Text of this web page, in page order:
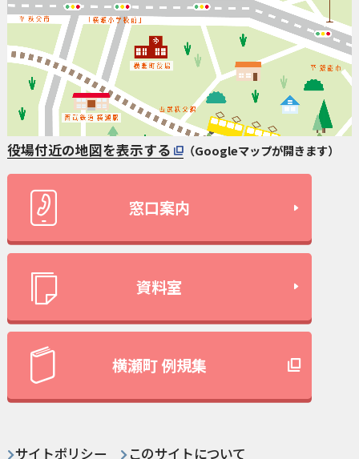
役場付近の地図を表示する （Googleマップが開きます）
窓口案内
資料室
横瀬町 例規集
サイトポリシー このサイトについて